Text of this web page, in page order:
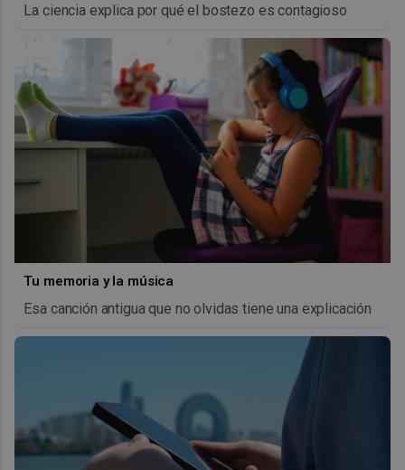
La ciencia explica por qué el bostezo es contagioso
Tu memoria y la música
Esa canción antigua que no olvidas tiene una explicación